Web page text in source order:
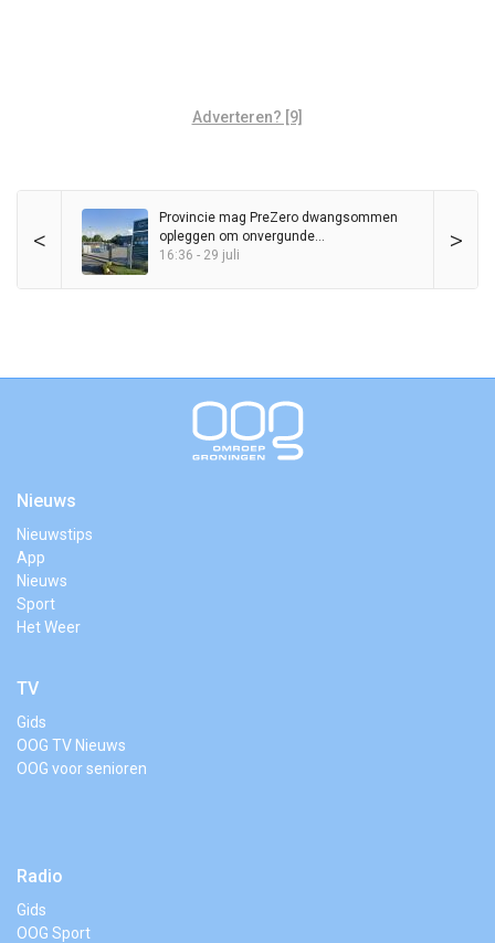
Adverteren? [9]
< >
Provincie mag PreZero dwangsommen
opleggen om onvergunde
sorteerinstallatie
16:36 - 29 juli
Nieuws
Nieuwstips
App
Nieuws
Sport
Het Weer
TV
Gids
OOG TV Nieuws
OOG voor senioren
Radio
Gids
OOG Sport